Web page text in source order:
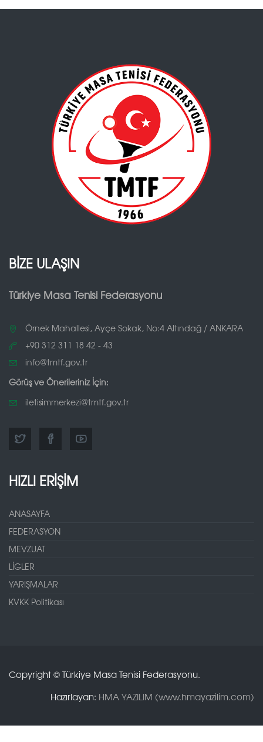
BİZE ULAŞIN
Türkiye Masa Tenisi Federasyonu
Örnek Mahallesi, Ayçe Sokak, No:4 Altındağ / ANKARA
+90 312 311 18 42 - 43
info@tmtf.gov.tr
Görüş ve Önerileriniz İçin:
iletisimmerkezi@tmtf.gov.tr
HIZLI ERİŞİM
ANASAYFA
FEDERASYON
MEVZUAT
LİGLER
YARIŞMALAR
KVKK Politikası
Copyright © Türkiye Masa Tenisi Federasyonu.
Hazırlayan: HMA YAZILIM (www.hmayazilim.com)